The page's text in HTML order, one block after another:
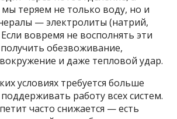
теряем не только воду, но и
— электролиты (натрий,
вовремя не восполнять эти
обезвоживание,
и даже тепловой удар.
условиях требуется больше
работу всех систем.
часто снижается — есть